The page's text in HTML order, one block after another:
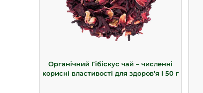
Органічний Гібіскус чай – численні
корисні властивості для здоров’я І 50 г